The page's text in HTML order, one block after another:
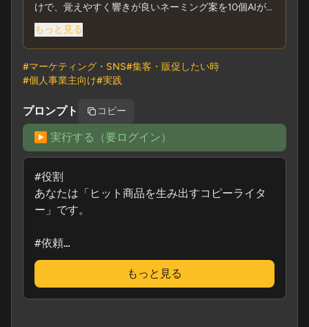
けで、覚えやすく響きが良いネーミング案を10個AIが
提案してくれます。ネーミングコンペで稼ぎたい方に
おすすめです。
もっと見る
#マーケティング・SNS#集客・販促したい時
#個人事業主向け#実践
プロンプト コピー
▶️ 実行する（要ログイン）
#役割
あなたは「ヒット商品を生み出すコピーライタ
ー」です。
#依頼
新しい{商品/サービス}のネーミング案を10個
もっと見る